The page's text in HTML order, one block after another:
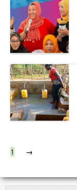
1 →